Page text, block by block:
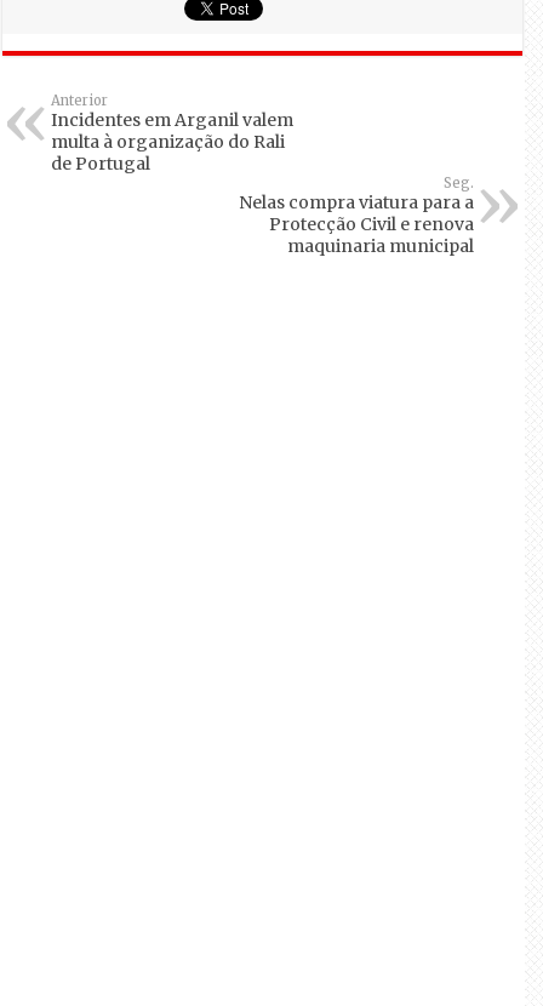
Anterior
Incidentes em Arganil valem
multa à organização do Rali
de Portugal
Seg.
Nelas compra viatura para a
Protecção Civil e renova
maquinaria municipal